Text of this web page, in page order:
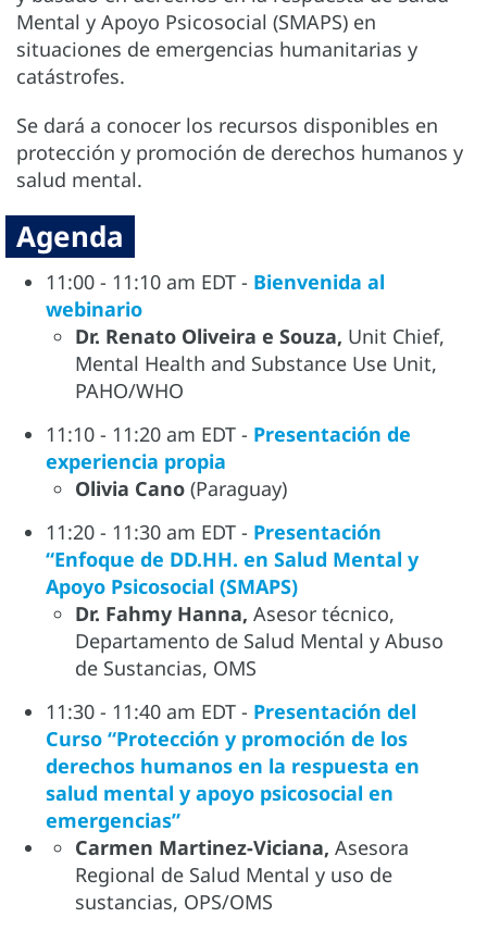
Mental y Apoyo Psicosocial (SMAPS) en
situaciones de emergencias humanitarias y
catástrofes.
Se dará a conocer los recursos disponibles en
protección y promoción de derechos humanos y
salud mental.
Agenda
11:00 - 11:10 am EDT - Bienvenida al
webinario
Dr. Renato Oliveira e Souza, Unit Chief,
Mental Health and Substance Use Unit,
PAHO/WHO
11:10 - 11:20 am EDT - Presentación de
experiencia propia
Olivia Cano (Paraguay)
11:20 - 11:30 am EDT - Presentación
“Enfoque de DD.HH. en Salud Mental y
Apoyo Psicosocial (SMAPS)
Dr. Fahmy Hanna, Asesor técnico,
Departamento de Salud Mental y Abuso
de Sustancias, OMS
11:30 - 11:40 am EDT - Presentación del
Curso “Protección y promoción de los
derechos humanos en la respuesta en
salud mental y apoyo psicosocial en
emergencias”
Carmen Martinez-Viciana, Asesora
Regional de Salud Mental y uso de
sustancias, OPS/OMS